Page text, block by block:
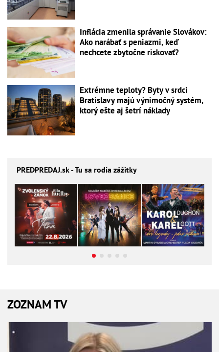
Inflácia zmenila správanie Slovákov:
Ako narábať s peniazmi, keď
nechcete zbytočne riskovať?
Extrémne teploty? Byty v srdci
Bratislavy majú výnimočný systém,
ktorý ešte aj šetrí náklady
PREDPREDAJ.sk - Tu sa rodia zážitky
ZOZNAM TV